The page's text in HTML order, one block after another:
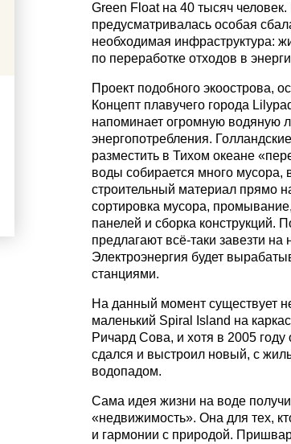
Green Float на 40 тысяч
предусматривалась особая
необходимая инфраструктура:
по переработке отходов в
Проект подобного экоострова,
Концепт плавучего города
напоминает огромную водяную
энергопотребления.
разместить в Тихом океане
воды собирается много мусора,
строительный материал прямо
сортировка мусора,
панелей и сборка конструкций.
предлагают всё-таки завезти
Электроэнергия будет
станциями.
На данный момент существует
маленький Spiral Island на
Ричард Сова, и хотя в 2005 году
сдался и выстроил новый, с
водопадом.
Сама идея жизни на воде
«недвижимость». Она для тех,
и гармонии с природой.